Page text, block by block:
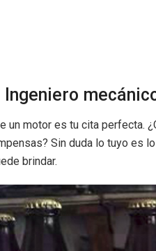
un motor es tu cita perfecta.
Sin duda lo tuyo es
brindar.